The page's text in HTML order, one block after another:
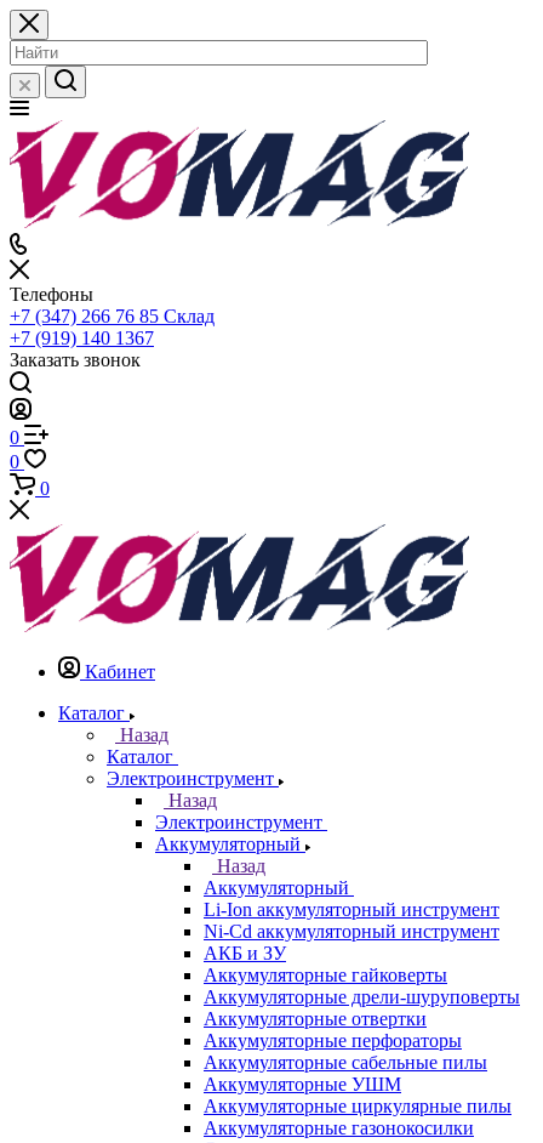
Телефоны
+7 (347) 266 76 85 Склад
+7 (919) 140 1367
Заказать звонок
0
0
0
Кабинет
Каталог
Назад
Каталог
Электроинструмент
Назад
Электроинструмент
Аккумуляторный
Назад
Аккумуляторный
Li-Ion аккумуляторный инструмент
Ni-Cd аккумуляторный инструмент
АКБ и ЗУ
Аккумуляторные гайковерты
Аккумуляторные дрели-шуруповерты
Аккумуляторные отвертки
Аккумуляторные перфораторы
Аккумуляторные сабельные пилы
Аккумуляторные УШМ
Аккумуляторные циркулярные пилы
Аккумуляторные газонокосилки